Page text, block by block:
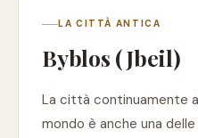
LA CITTÀ ANTICA
Byblos (Jbeil)
La città continuamente
mondo è anche una